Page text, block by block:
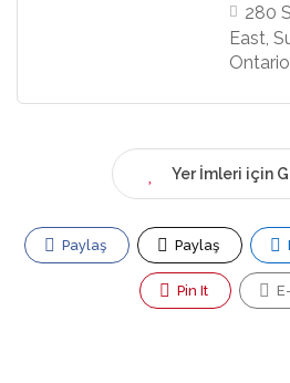
280
East,
Yer İmleri için
Paylaş Paylaş
Pin It